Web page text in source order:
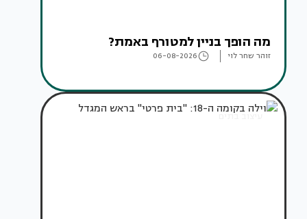
מה הופך בניין למטורף באמת?
זוהר שחר לוי 06-08-2026
עיצוב בתים